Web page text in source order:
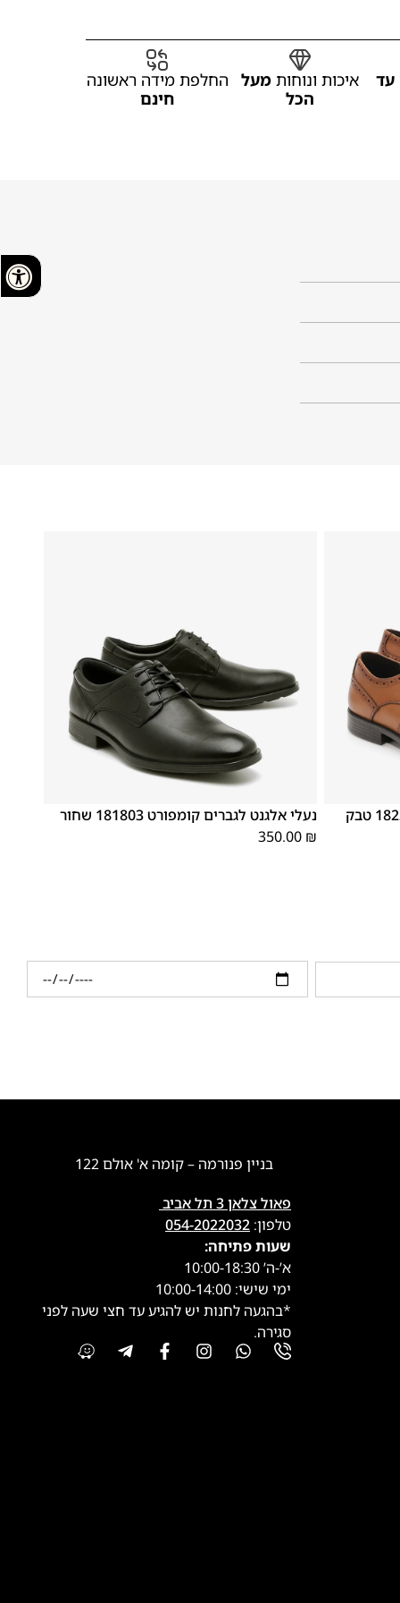
עד איכות ונוחות מעל
הכל
החלפת מידה ראשונה
חינם
נעלי אלגנט לגברים קומפורט 181803 שחור
350.00 ₪
בניין פנורמה – קומה א' אולם 122
פאול צלאן 3 תל אביב
טלפון: 054-2022032
שעות פתיחה:
א’-ה’ 10:00-18:30
ימי שישי: 10:00-14:00
*בהגעה לחנות יש להגיע עד חצי שעה לפני
סגירה.